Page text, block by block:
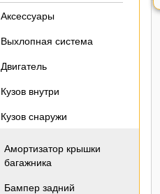
Аксессуары
Выхлопная система
Двигатель
Кузов внутри
Кузов снаружи
Амортизатор крышки
багажника
Бампер задний